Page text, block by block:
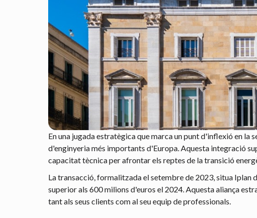
En una jugada estratègica que marca un punt d'inflexió en la
d'enginyeria més importants d'Europa. Aquesta integració
capacitat tècnica per afrontar els reptes de la transició
La transacció, formalitzada el setembre de 2023, situa Iplan
superior als 600 milions d'euros el 2024. Aquesta aliança
tant als seus clients com al seu equip de professionals.